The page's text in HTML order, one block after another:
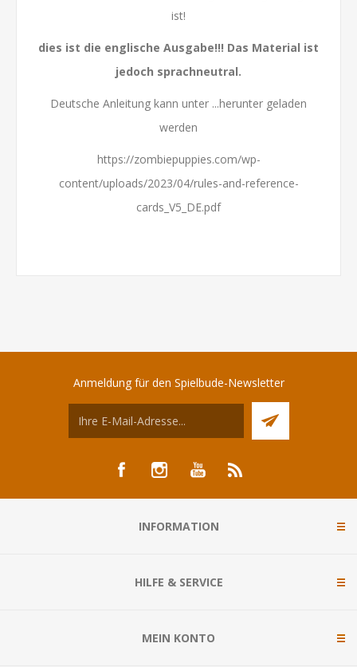
ist!
dies ist die englische Ausgabe!!! Das Material ist
jedoch sprachneutral.
Deutsche Anleitung kann unter ...herunter geladen
werden
https://zombiepuppies.com/wp-
content/uploads/2023/04/rules-and-reference-
cards_V5_DE.pdf
Anmeldung für den Spielbude-Newsletter
INFORMATION
HILFE & SERVICE
MEIN KONTO